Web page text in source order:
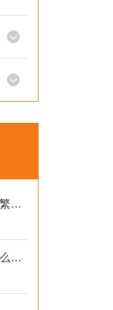
硅橡胶电缆最小弯曲半径要求，频繁弯折场景允许弯曲半径取值。
信号电缆局部虚接、接触不良该怎么检测排查？